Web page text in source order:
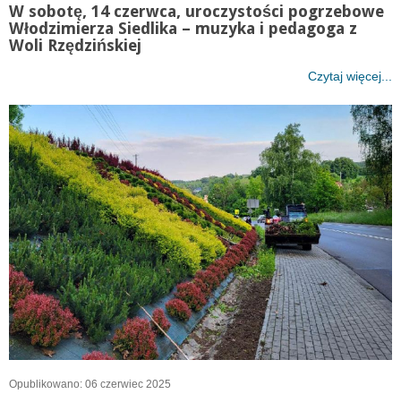
W sobotę, 14 czerwca, uroczystości pogrzebowe
Włodzimierza Siedlika – muzyka i pedagoga z
Woli Rzędzińskiej
Czytaj więcej...
Opublikowano: 06 czerwiec 2025